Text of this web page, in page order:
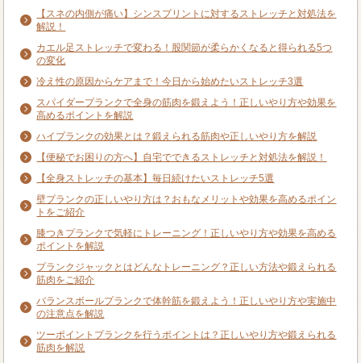
【スネの内側が痛い】シンスプリントに対するストレッチと対処法を
解説！
カエル足ストレッチで変わる！股関節が柔らかくなると得られる5つ
の変化
冷え性の原因からケアまで！今日から始めたいストレッチ3選
スパイダープランクで全身の筋肉を鍛えよう！正しいやり方や効果を
高めるポイントを解説
ハイプランクの効果とは？鍛えられる筋肉や正しいやり方を解説
【便秘でお困りの方へ】自宅でできるストレッチと対処法を解説！
【全身ストレッチの基本】毎日続けたいストレッチ5選
壁プランクの正しいやり方は？おもなメリットや効果を高めるポイン
トをご紹介
膝つきプランクで気軽にトレーニング！正しいやり方や効果を高める
ポイントを解説
プランクジャックとはどんなトレーニング？正しい方法や鍛えられる
筋肉をご紹介
バランスボールプランクで体幹筋を鍛えよう！正しいやり方や実施中
の注意点を解説
ツーポイントプランクを行うポイントは？正しいやり方や鍛えられる
筋肉を解説